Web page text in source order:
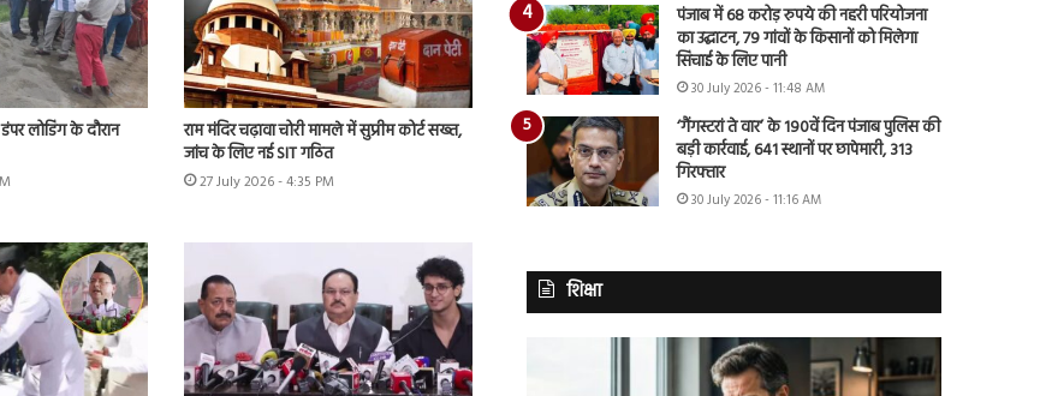
लोडिंग के दौरान
राम मंदिर चढ़ावा चोरी मामले में सुप्रीम कोर्ट सख्त,
जांच के लिए नई SIT गठित
27 July 2026 - 4:35 PM
पंजाब में 68 करोड़ रुपये की नहरी परियोजना
का उद्घाटन, 79 गांवों के किसानों को मिलेगा
सिंचाई के लिए पानी
30 July 2026 - 11:48 AM
‘गैंगस्टरां ते वार’ के 190वें दिन पंजाब पुलिस की
बड़ी कार्रवाई, 641 स्थानों पर छापेमारी, 313
गिरफ्तार
30 July 2026 - 11:16 AM
शिक्षा